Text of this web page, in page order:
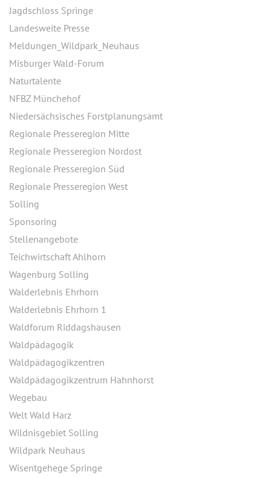
Jagdschloss Springe
Landesweite Presse
Meldungen_Wildpark_Neuhaus
Misburger Wald-Forum
Naturtalente
NFBZ Münchehof
Niedersächsisches Forstplanungsamt
Regionale Presseregion Mitte
Regionale Presseregion Nordost
Regionale Presseregion Süd
Regionale Presseregion West
Solling
Sponsoring
Stellenangebote
Teichwirtschaft Ahlhorn
Wagenburg Solling
Walderlebnis Ehrhorn
Walderlebnis Ehrhorn 1
Waldforum Riddagshausen
Waldpädagogik
Waldpädagogikzentren
Waldpädagogikzentrum Hahnhorst
Wegebau
Welt Wald Harz
Wildnisgebiet Solling
Wildpark Neuhaus
Wisentgehege Springe